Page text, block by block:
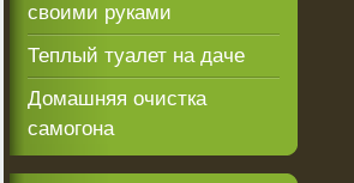
своими руками
Теплый туалет на даче
Домашняя очистка
самогона